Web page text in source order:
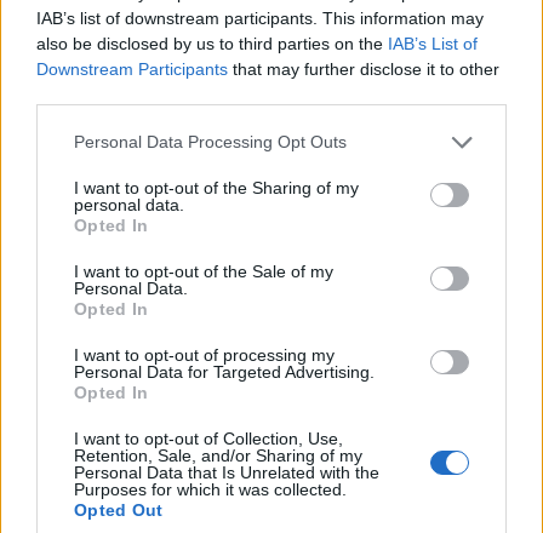
IAB’s list of downstream participants. This information may
also be disclosed by us to third parties on the IAB’s List of
Downstream Participants that may further disclose it to other
Please note that this website/app uses one or more Google
not limited to your visit or usage behaviour. You may click to
grant or deny consent to Google and its third-party tags to
use your data for below specified purposes in below Google
consent section.
Personal Data Processing Opt Outs
I want to opt-out of the Sharing of my
personal data.
Opted In
I want to opt-out of the Sale of my
Personal Data.
Opted In
I want to opt-out of processing my
Personal Data for Targeted Advertising.
Opted In
I want to opt-out of Collection, Use,
Retention, Sale, and/or Sharing of my
Personal Data that Is Unrelated with the
Purposes for which it was collected.
Opted Out
Προκειμένου να βοηθήσει τους γονείς να
θα στέλνει επίσης κάθε δύο εβδομάδες ένα
ενημερωτικό δελτίο μέσω email γεμάτο με προτάσεις
που βασίζονται στις συνήθειες των παιδιών,
συμπεριλαμβανομένων των θεματικών προτιμήσεών
τους και συμβουλές για τον γονικό έλεγχο. Αυτό θα
αποστέλλεται στους γονείς που έχουν δημιουργήσει
Οι εν λόγω λειτουργίες έρχονται, καθώς η Netflix
σκληρού ανταγωνισμού από τους ανταγωνιστές της.
Μάλιστα, η εταιρεία επέκτεινε τη συμφωνία
αδειοδότησης στις ΗΠΑ για ταινίες κινουμένων